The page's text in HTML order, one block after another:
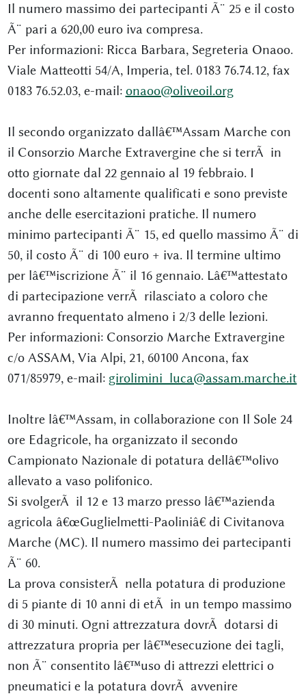
Il numero massimo dei partecipanti Ã¨ 25 e il costo
Ã¨ pari a 620,00 euro iva compresa.
Per informazioni: Ricca Barbara, Segreteria Onaoo.
Viale Matteotti 54/A, Imperia, tel. 0183 76.74.12, fax
0183 76.52.03, e-mail: onaoo@oliveoil.org
Il secondo organizzato dallâ€™Assam Marche con
il Consorzio Marche Extravergine che si terrÃ in
otto giornate dal 22 gennaio al 19 febbraio. I
docenti sono altamente qualificati e sono previste
anche delle esercitazioni pratiche. Il numero
minimo partecipanti Ã¨ 15, ed quello massimo Ã¨ di
50, il costo Ã¨ di 100 euro + iva. Il termine ultimo
per lâ€™iscrizione Ã¨ il 16 gennaio. Lâ€™attestato
di partecipazione verrÃ rilasciato a coloro che
avranno frequentato almeno i 2/3 delle lezioni.
Per informazioni: Consorzio Marche Extravergine
c/o ASSAM, Via Alpi, 21, 60100 Ancona, fax
071/85979, e-mail: girolimini_luca@assam.marche.it
Inoltre lâ€™Assam, in collaborazione con Il Sole 24
ore Edagricole, ha organizzato il secondo
Campionato Nazionale di potatura dellâ€™olivo
allevato a vaso polifonico.
Si svolgerÃ il 12 e 13 marzo presso lâ€™azienda
agricola â€œGuglielmetti-Paoliniâ€ di Civitanova
Marche (MC). Il numero massimo dei partecipanti
Ã¨ 60.
La prova consisterÃ nella potatura di produzione
di 5 piante di 10 anni di etÃ in un tempo massimo
di 30 minuti. Ogni attrezzatura dovrÃ dotarsi di
attrezzatura propria per lâ€™esecuzione dei tagli,
non Ã¨ consentito lâ€™uso di attrezzi elettrici o
pneumatici e la potatura dovrÃ avvenire